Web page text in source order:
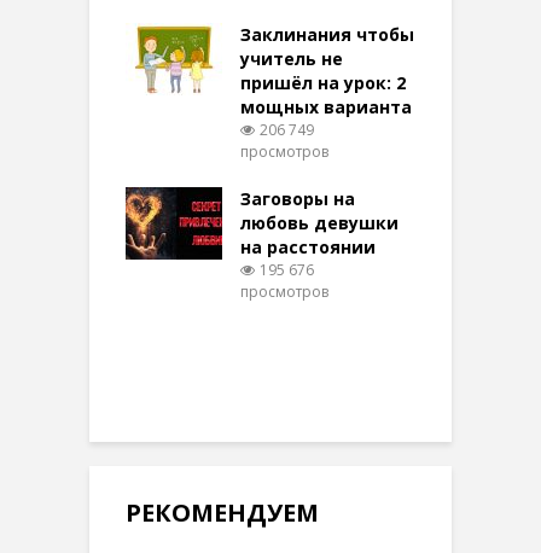
Заклинания чтобы
учитель не
пришёл на урок: 2
мощных варианта
206 749
просмотров
Заговоры на
любовь девушки
на расстоянии
195 676
просмотров
РЕКОМЕНДУЕМ